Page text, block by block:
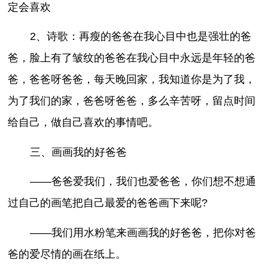
定会喜欢
2、诗歌：再瘦的爸爸在我心目中也是强壮的爸
爸，脸上有了皱纹的爸爸在我心目中永远是年轻的爸
爸，爸爸呀爸爸，每天晚回家，我知道你是为了我，
为了我们的家，爸爸呀爸爸，多么辛苦呀，留点时间
给自己，做自己喜欢的事情吧。
三、画画我的好爸爸
——爸爸爱我们，我们也爱爸爸，你们想不想通
过自己的画笔把自己最爱的爸爸画下来呢?
——我们用水粉笔来画画我的好爸爸，把你对爸
爸的爱尽情的画在纸上。